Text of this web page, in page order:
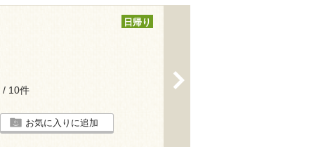
日帰り
/ 10件
お気に入りに追加